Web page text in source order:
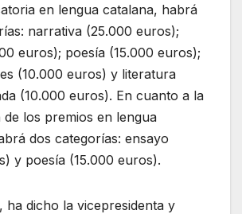
en lengua catalana, habrá
narrativa (25.000 euros);
euros); poesía (15.000 euros);
(10.000 euros) y literatura
(10.000 euros). En cuanto a la
los premios en lengua
dos categorías: ensayo
y poesía (15.000 euros).
ha dicho la vicepresidenta y